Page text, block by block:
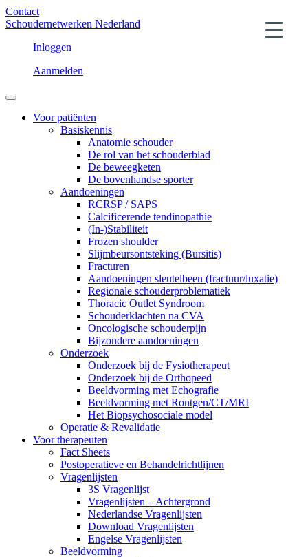
Contact
Schoudernetwerken Nederland
Inloggen
Aanmelden
Voor patiënten
Basiskennis
Anatomie schouder
De rol van het schouderblad
De beweegketen
De bovenhandse sporter
Aandoeningen
RCRSP / SAPS
Calcificerende tendinopathie
(In-)Stabiliteit
Frozen shoulder
Slijmbeursontsteking (Bursitis)
Fracturen
Aandoeningen sleutelbeen (fractuur/luxatie)
Regionale schouderproblematiek
Thoracic Outlet Syndroom
Schouderklachten na CVA
Oncologische schouderpijn
Bijzondere aandoeningen
Onderzoek
Onderzoek bij de Fysiotherapeut
Onderzoek bij de Orthopeed
Beeldvorming met Echografie
Beeldvorming met Rontgen/CT/MRI
Het Biopsychosociale model
Operatie & Revalidatie
Voor therapeuten
Fact Sheets
Postoperatieve en Behandelrichtlijnen
Vragenlijsten
3S Vragenlijst
Vragenlijsten – Achtergrond
Nederlandse Vragenlijsten
Download Vragenlijsten
Engelse Vragenlijsten
Beeldvorming